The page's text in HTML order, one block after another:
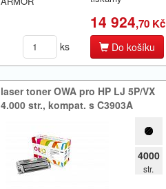
14 924,70 Kč
ks Do košíku
laser toner OWA pro HP LJ 5P/​VX
4.​000 str.​,​ kompat.​ s C3903A
4000
str.